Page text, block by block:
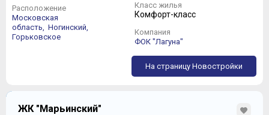
Расположение
Московская
область, Ногинский,
Горьковское
Класс жилья
Комфорт-класс
Компания
ФОК "Лагуна"
На страницу Новостройки
ЖК "Марьинский"